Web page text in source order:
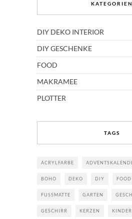
KATEGORIEN
DIY DEKO INTERIOR
DIY GESCHENKE
FOOD
MAKRAMEE
PLOTTER
TAGS
ACRYLFARBE
BOHO DEKO DIY FOOD
FUSSMATTE GARTEN
GESCHIRR KERZEN KINDER